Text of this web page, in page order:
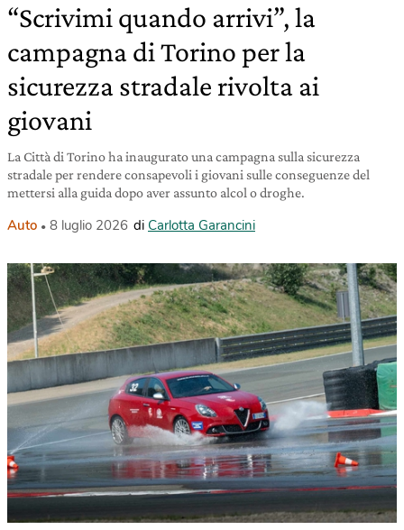
“Scrivimi quando arrivi”, la
campagna di Torino per la
sicurezza stradale rivolta ai
giovani
La Città di Torino ha inaugurato una campagna sulla sicurezza
stradale per rendere consapevoli i giovani sulle conseguenze del
mettersi alla guida dopo aver assunto alcol o droghe.
Auto 8 luglio 2026 di Carlotta Garancini